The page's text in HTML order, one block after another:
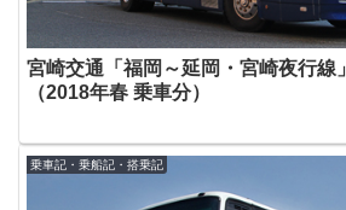
宮崎交通「福岡～延岡・宮崎夜行線
（2018年春 乗車分）
乗車記・乗船記・搭乗記